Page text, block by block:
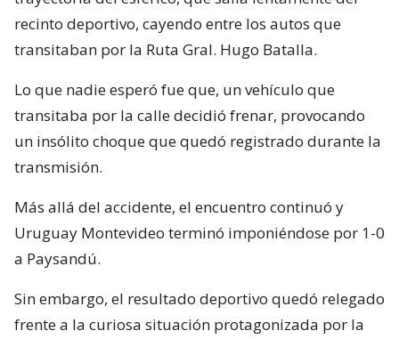
recinto deportivo, cayendo entre los autos que
transitaban por la Ruta Gral. Hugo Batalla.
Lo que nadie esperó fue que, un vehículo que
transitaba por la calle decidió frenar, provocando
un insólito choque que quedó registrado durante la
transmisión.
Más allá del accidente, el encuentro continuó y
Uruguay Montevideo terminó imponiéndose por 1-0
a Paysandú.
Sin embargo, el resultado deportivo quedó relegado
frente a la curiosa situación protagonizada por la